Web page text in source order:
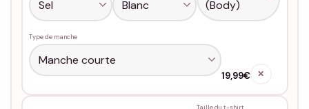
Type de manche
19,99€ ✕